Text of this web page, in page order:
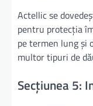
Actellic se
pentru protecția
pe termen lung și
multor tipuri de
Secțiunea 5: